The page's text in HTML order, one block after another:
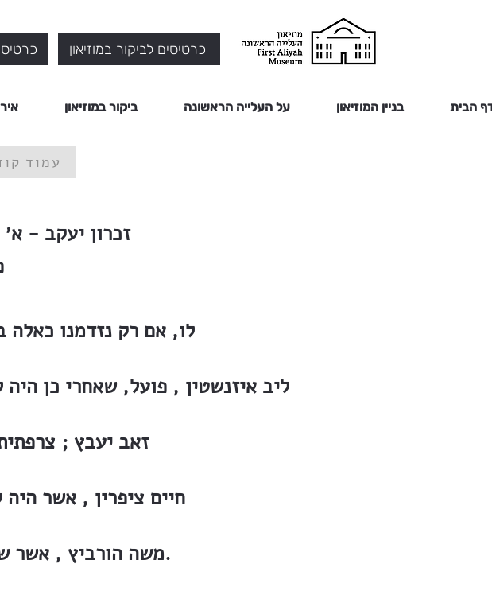
כרטיסים לביקור במוזיאון
הבית בניין המוזיאון על העלייה הראשונה ביקור במוזיאון
עמוד
זכרון יעקב - א׳
לו, אם רק נזדמנו כאלה
ליב איזנשטין , פועל, שאחרי כן
זאב יעבץ ;
חיים ציפרין , אשר
משה הורביץ , אשר שמר לו אהבה אמונים עד יום מותו.